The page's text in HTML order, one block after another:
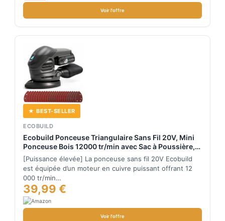
Voir l'offre
★ BEST-SELLER
ECOBUILD
Ecobuild Ponceuse Triangulaire Sans Fil 20V, Mini
Ponceuse Bois 12000 tr/min avec Sac à Poussière,
20 Feuilles Abrasives, Poignée Ergonomique,
Batterie 2.0Ah et Chargeur Inclus,Ponceuse Murale
[Puissance élevée] La ponceuse sans fil 20V Ecobuild
est équipée d’un moteur en cuivre puissant offrant 12
000 tr/min…
39,99 €
Voir l'offre